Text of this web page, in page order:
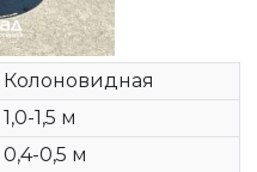
Колоновидная
1,0-1,5 м
0,4-0,5 м